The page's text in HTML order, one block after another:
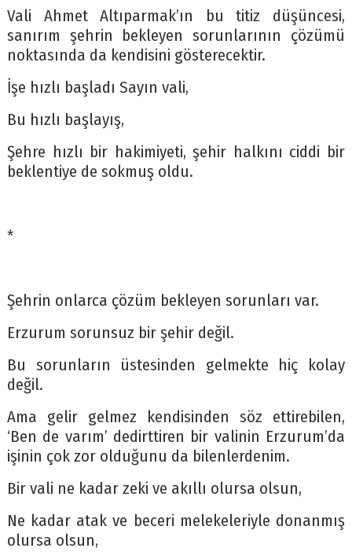
Vali Ahmet Altıparmak’ın bu titiz düşüncesi,
sanırım şehrin bekleyen sorunlarının çözümü
noktasında da kendisini gösterecektir.
İşe hızlı başladı Sayın vali,
Bu hızlı başlayış,
Şehre hızlı bir hakimiyeti, şehir halkını ciddi bir
beklentiye de sokmuş oldu.
*
Şehrin onlarca çözüm bekleyen sorunları var.
Erzurum sorunsuz bir şehir değil.
Bu sorunların üstesinden gelmekte hiç kolay
değil.
Ama gelir gelmez kendisinden söz ettirebilen,
‘Ben de varım’ dedirttiren bir valinin Erzurum’da
işinin çok zor olduğunu da bilenlerdenim.
Bir vali ne kadar zeki ve akıllı olursa olsun,
Ne kadar atak ve beceri melekeleriyle donanmış
olursa olsun,